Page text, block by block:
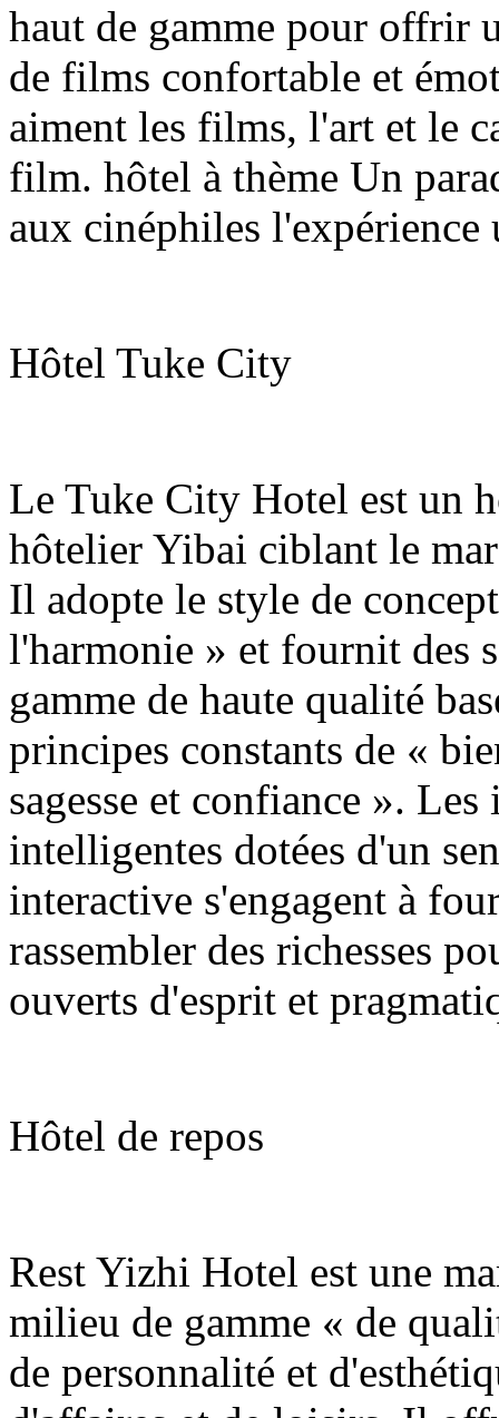
haut de gamme pour offrir
de films confortable et
aiment les films, l'art et le
film. hôtel à thème Un
aux cinéphiles
Hôtel Tuke City
Le Tuke City Hotel est un
hôtelier Yibai ciblant le
Il adopte le style de
l'harmonie » et fournit des
gamme de haute qualité
principes constants de «
sagesse et confiance ».
intelligentes dotées d'un
interactive s'engagent à
rassembler des richesses
ouverts d'esprit et
Hôtel de repos
Rest Yizhi Hotel est une
milieu de gamme « de
de personnalité et